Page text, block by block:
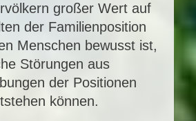
großer Wert auf
der Familienposition
Menschen bewusst ist,
Störungen aus
der Positionen
können.